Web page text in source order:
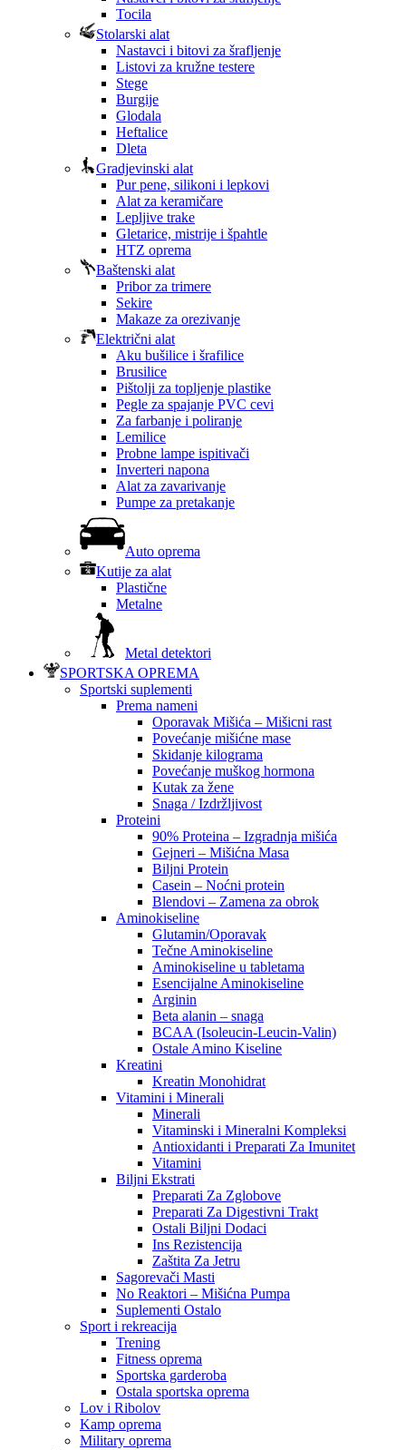
Tocila
Stolarski alat
Nastavci i bitovi za šrafljenje
Listovi za kružne testere
Stege
Burgije
Glodala
Heftalice
Dleta
Gradjevinski alat
Pur pene, silikoni i lepkovi
Alat za keramičare
Lepljive trake
Gletarice, mistrije i špahtle
HTZ oprema
Baštenski alat
Pribor za trimere
Sekire
Makaze za orezivanje
Električni alat
Aku bušilice i šrafilice
Brusilice
Pištolji za topljenje plastike
Pegle za spajanje PVC cevi
Za farbanje i poliranje
Lemilice
Probne lampe ispitivači
Inverteri napona
Alat za zavarivanje
Pumpe za pretakanje
Auto oprema
Kutije za alat
Plastične
Metalne
Metal detektori
SPORTSKA OPREMA
Sportski suplementi
Prema nameni
Oporavak Mišića – Mišicni rast
Povećanje mišićne mase
Skidanje kilograma
Povećanje muškog hormona
Kutak za žene
Snaga / Izdržljivost
Proteini
90% Proteina – Izgradnja mišića
Gejneri – Mišićna Masa
Biljni Protein
Casein – Noćni protein
Blendovi – Zamena za obrok
Aminokiseline
Glutamin/Oporavak
Tečne Aminokiseline
Aminokiseline u tabletama
Esencijalne Aminokiseline
Arginin
Beta alanin – snaga
BCAA (Isoleucin-Leucin-Valin)
Ostale Amino Kiseline
Kreatini
Kreatin Monohidrat
Vitamini i Minerali
Minerali
Vitaminski i Mineralni Kompleksi
Antioxidanti i Preparati Za Imunitet
Vitamini
Biljni Ekstrati
Preparati Za Zglobove
Preparati Za Digestivni Trakt
Ostali Biljni Dodaci
Ins Rezistencija
Zaštita Za Jetru
Sagorevači Masti
No Reaktori – Mišićna Pumpa
Suplementi Ostalo
Sport i rekreacija
Trening
Fitness oprema
Sportska garderoba
Ostala sportska oprema
Lov i Ribolov
Kamp oprema
Military oprema